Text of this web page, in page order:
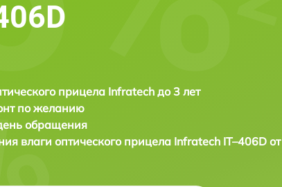
прицела Infratech до 3 лет
по желанию
обращения
влаги оптического прицела Infratech IT–406D от